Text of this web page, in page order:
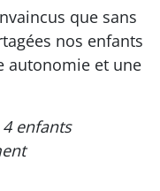
que sans
nos enfants
autonomie et une
enfants